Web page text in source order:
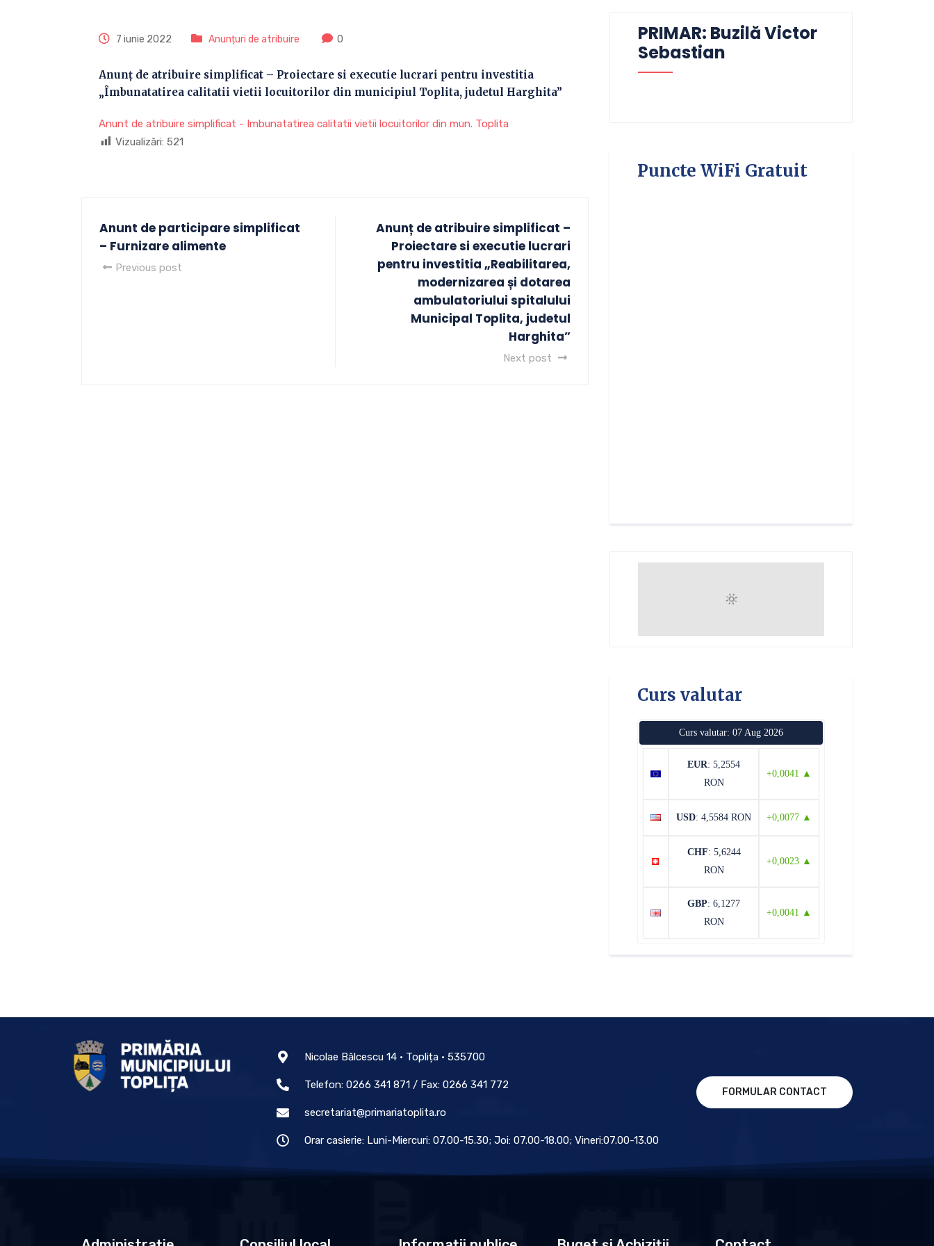
7 iunie 2022 Anunțuri de atribuire 0
Anunț de atribuire simplificat – Proiectare si executie lucrari pentru investitia
„Îmbunatatirea calitatii vietii locuitorilor din municipiul Toplita, judetul Harghita”
Anunt de atribuire simplificat - Imbunatatirea calitatii vietii locuitorilor din mun. Toplita
Vizualizări: 521
Anunt de participare simplificat
– Furnizare alimente
Previous post
Anunț de atribuire simplificat –
Proiectare si executie lucrari
pentru investitia „Reabilitarea,
modernizarea și dotarea
ambulatoriului spitalului
Municipal Toplita, judetul
Harghita”
Next post
PRIMAR: Buzilă Victor
Sebastian
Puncte WiFi Gratuit
Curs valutar
Curs valutar: 07 Aug 2026
EUR: 5,2554
RON
+0,0041 ▲
USD: 4,5584 RON +0,0077 ▲
CHF: 5,6244
RON
+0,0023 ▲
GBP: 6,1277
RON
+0,0041 ▲
Nicolae Bălcescu 14 • Toplița • 535700
Telefon: 0266 341 871 / Fax: 0266 341 772
secretariat@primariatoplita.ro
Orar casierie: Luni-Miercuri: 07.00-15.30; Joi: 07.00-18.00; Vineri:07.00-13.00
FORMULAR CONTACT